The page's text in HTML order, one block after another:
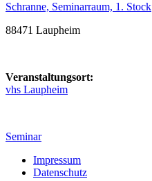
Schranne, Seminarraum, 1. Stock
88471 Laupheim
Veranstaltungsort:
vhs Laupheim
Seminar
Impressum
Datenschutz